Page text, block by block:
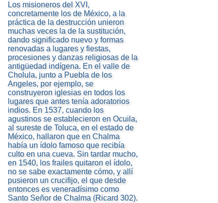
Los misioneros del XVI,
concretamente los de México, a la
práctica de la destrucción unieron
muchas veces la de la sustitución,
dando significado nuevo y formas
renovadas a lugares y fiestas,
procesiones y danzas religiosas de la
antigüedad indígena. En el valle de
Cholula, junto a Puebla de los
Angeles, por ejemplo, se
construyeron iglesias en todos los
lugares que antes tenía adoratorios
indios. En 1537, cuando los
agustinos se establecieron en Ocuila,
al sureste de Toluca, en el estado de
México, hallaron que en Chalma
había un ídolo famoso que recibía
culto en una cueva. Sin tardar mucho,
en 1540, los frailes quitaron el ídolo,
no se sabe exactamente cómo, y allí
pusieron un crucifijo, el que desde
entonces es veneradísimo como
Santo Señor de Chalma (Ricard 302).